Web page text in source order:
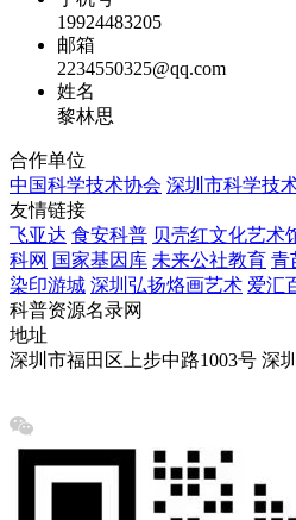
19924483205
邮箱
2234550325@qq.com
姓名
黎林思
合作单位
中国科学技术协会 深圳市科学技
友情链接
飞亚达 食安科普 贝壳红文化艺术
科网 国家基因库 未来公社教育 青
染印游城 深圳弘扬烙画艺术 爱汇
科普资源名录网
地址
深圳市福田区上步中路1003号 深